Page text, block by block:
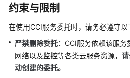
产
介
绍
计
费
约束与限制
在使用CCI服务委托时，请务必遵守以
严禁删除委托： CCI服务依赖该服务
网络以及监控等各类云服务资源，
动创建的委托。